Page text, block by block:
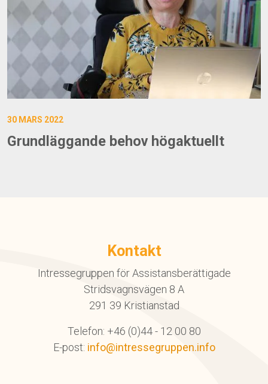
30 MARS 2022
Grundläggande behov högaktuellt
Kontakt
Intressegruppen för Assistansberättigade
Stridsvagnsvägen 8 A
291 39 Kristianstad
Telefon: +46 (0)44 - 12 00 80
E-post: info@intressegruppen.info